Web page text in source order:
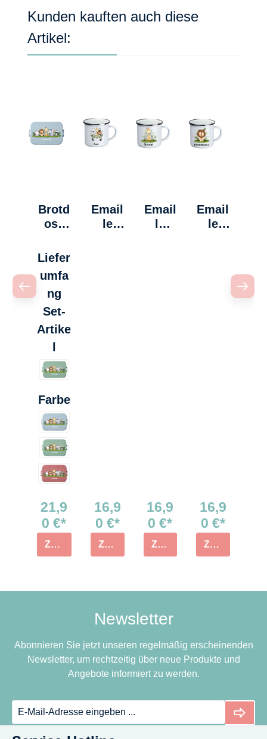
Produktgalerie überspringen
Kunden kauften auch diese
Artikel:
Brotd
ose
Safari
Liefer
umfa
ng
Set-
Artike
lauswählen
Farbeauswählen
21,9
0 €*
ZUM PRODUKT
Email
le
16,9
0 €*
ZUM PRODUKT
Email
le
16,9
0 €*
ZUM PRODUKT
Email
le
16,9
0 €*
ZUM PRODUKT
Newsletter
Abonnieren Sie jetzt unseren regelmäßig erscheinenden
Newsletter, um rechtzeitig über neue Produkte und
Angebote informiert zu werden.